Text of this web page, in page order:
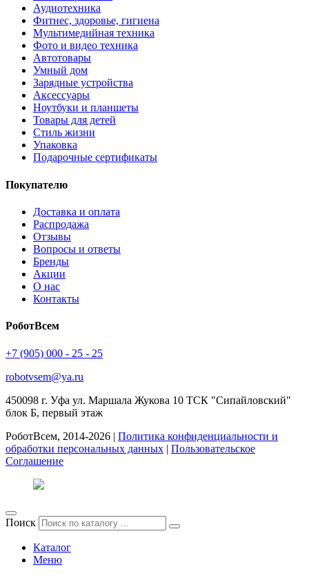
Аудиотехника
Фитнес, здоровье, гигиена
Мультимедийная техника
Фото и видео техника
Автотовары
Умный дом
Зарядные устройства
Аксессуары
Ноутбуки и планшеты
Товары для детей
Стиль жизни
Упаковка
Подарочные сертификаты
Покупателю
Доставка и оплата
Распродажа
Отзывы
Вопросы и ответы
Бренды
Акции
О нас
Контакты
РоботВсем
+7 (905) 000 - 25 - 25
robotvsem@ya.ru
450098 г. Уфа ул. Маршала Жукова 10 ТСК "Сипайловский"
блок Б, первый этаж
РоботВсем, 2014-2026 | Политика конфиденциальности и
обработки персональных данных | Пользовательское
Соглашение
Поиск
Каталог
Меню